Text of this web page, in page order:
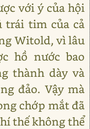
với ý của hội
trái tim của cả
Witold, vì lâu
hồ nước bao
thành dày và
đảo. Vậy mà
chớp mắt đã
thế không thể